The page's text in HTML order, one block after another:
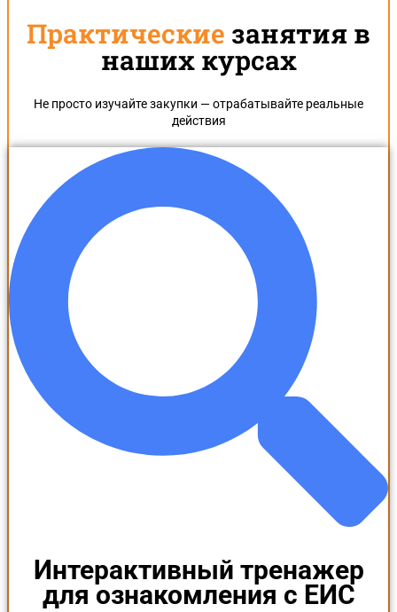
Практические занятия в
наших курсах
Не просто изучайте закупки — отрабатывайте реальные
действия
Интерактивный тренажер
для ознакомления с ЕИС